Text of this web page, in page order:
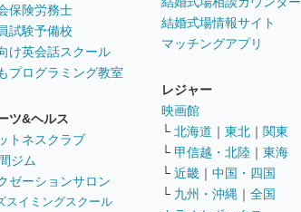
保険労務士
試験予備校
け英会話スクール
プログラミング教室
ツ&ヘルス
トネスクラブ
ジム
ゼーションサロン
スイミングスクール
結婚式場情報サイト
マッチングアプリ
レジャー
映画館
└ 北海道 ｜ 東北 ｜ 関東
└ 甲信越・北陸 ｜ 東海
└ 近畿 ｜ 中国・四国
└ 九州・沖縄 ｜ 全国